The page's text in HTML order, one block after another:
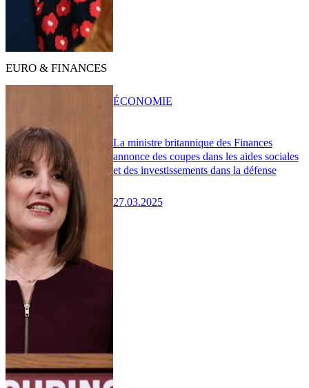
EURO & FINANCES
La ministre britannique des Finances
annonce des coupes dans les aides sociales
et des investissements dans la défense
27.03.2025
ÉCONOMIE